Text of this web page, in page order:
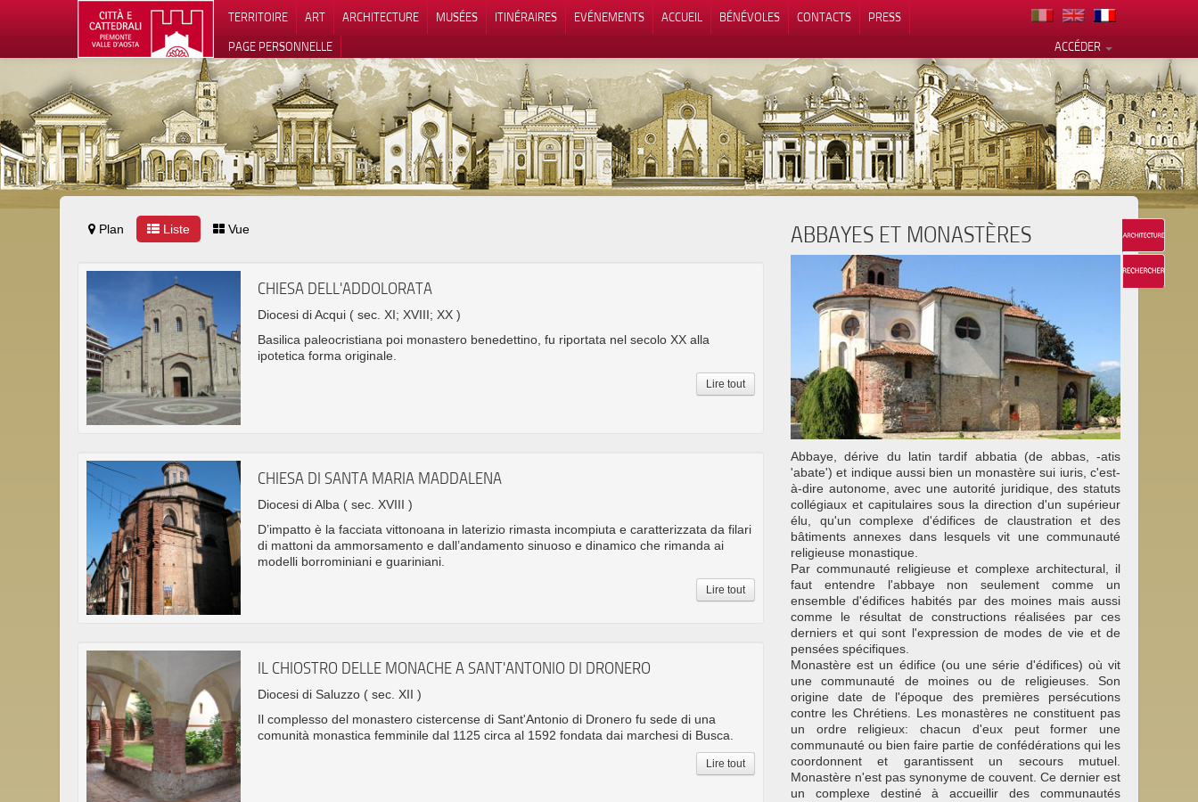
TERRITOIRE ART ARCHITECTURE MUSÉES ITINÉRAIRES EVÉNEMENTS ACCUEIL BÉNÉVOLES CONTACTS
PRESS
ACCÉDER
PAGE PERSONNELLE
Plan Liste Vue
CHIESA DELL'ADDOLORATA
Diocesi di Acqui ( sec. XI; XVIII; XX )
Basilica paleocristiana poi monastero benedettino, fu riportata nel secolo XX alla
ipotetica forma originale.
Lire tout
CHIESA DI SANTA MARIA MADDALENA
Diocesi di Alba ( sec. XVIII )
D’impatto è la facciata vittonoana in laterizio rimasta incompiuta e caratterizzata da filari
di mattoni da ammorsamento e dall’andamento sinuoso e dinamico che rimanda ai
modelli borrominiani e guariniani.
Lire tout
IL CHIOSTRO DELLE MONACHE A SANT'ANTONIO DI DRONERO
Diocesi di Saluzzo ( sec. XII )
Il complesso del monastero cistercense di Sant'Antonio di Dronero fu sede di una
comunità monastica femminile dal 1125 circa al 1592 fondata dai marchesi di Busca.
Lire tout
ABBAYES ET MONASTÈRES
Abbaye, dérive du latin tardif abbatia (de abbas, -atis
'abate') et indique aussi bien un monastère sui iuris, c'est-
à-dire autonome, avec une autorité juridique, des statuts
collégiaux et capitulaires sous la direction d'un supérieur
élu, qu'un complexe d'édifices de claustration et des
bâtiments annexes dans lesquels vit une communauté
religieuse monastique.
Par communauté religieuse et complexe architectural, il
faut entendre l'abbaye non seulement comme un
ensemble d'édifices habités par des moines mais aussi
comme le résultat de constructions réalisées par ces
derniers et qui sont l'expression de modes de vie et de
pensées spécifiques.
Monastère est un édifice (ou une série d'édifices) où vit
une communauté de moines ou de religieuses. Son
origine date de l'époque des premières persécutions
contre les Chrétiens. Les monastères ne constituent pas
un ordre religieux: chacun d'eux peut former une
communauté ou bien faire partie de confédérations qui les
coordonnent et garantissent un secours mutuel.
Monastère n'est pas synonyme de couvent. Ce dernier est
un complexe destiné à accueillir des communautés
Vos choix en matière de confidentialité